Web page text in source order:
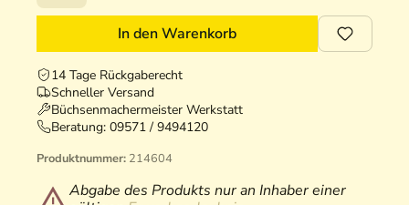
In den Warenkorb
14 Tage Rückgaberecht
Schneller Versand
Büchsenmachermeister Werkstatt
Beratung: 09571 / 9494120
Produktnummer: 214604
Abgabe des Produkts nur an Inhaber einer